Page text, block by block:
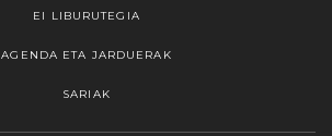
EI LIBURUTEGIA
AGENDA ETA JARDUERAK
SARIAK